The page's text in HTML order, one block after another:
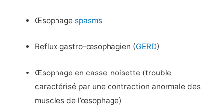
Œsophage spasms
Reflux gastro-œsophagien (GERD)
Œsophage en casse-noisette (trouble
caractérisé par une contraction anormale des
muscles de l’œsophage)